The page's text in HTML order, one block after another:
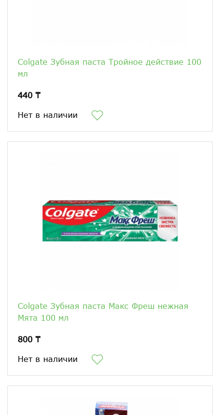
Colgate Зубная паста Тройное действие 100
мл
440 ₸
Нет в наличии
Colgate Зубная паста Макс Фреш нежная
Мята 100 мл
800 ₸
Нет в наличии